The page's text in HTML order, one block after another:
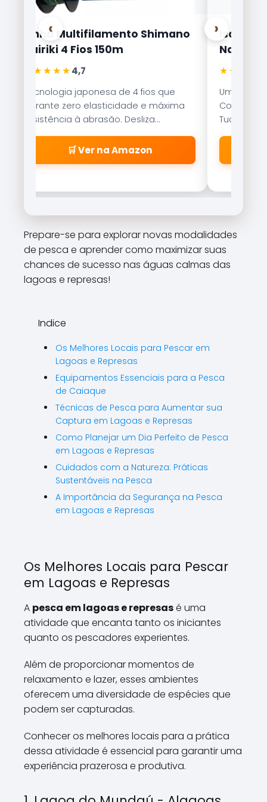
‹
Linha Multifilamento Shimano
Kairiki 4 Fios 150m
★★★★★4,7
Tecnologia japonesa de 4 fios que
garante zero elasticidade e máxima
resistência à abrasão. Desliza
suavemente pelos passadores.
🛒 Ver na Amazon
Isca
★★★★★
Uma das
Com
Tucunaré
qualquer
›
Prepare-se para explorar novas modalidades
de pesca e aprender como maximizar suas
chances de sucesso nas águas calmas das
lagoas e represas!
Indice
Os Melhores Locais para Pescar em
Lagoas e Represas
Equipamentos Essenciais para a Pesca
de Caiaque
Técnicas de Pesca para Aumentar sua
Captura em Lagoas e Represas
Como Planejar um Dia Perfeito de Pesca
em Lagoas e Represas
Cuidados com a Natureza: Práticas
Sustentáveis na Pesca
A Importância da Segurança na Pesca
em Lagoas e Represas
Os Melhores Locais para Pescar
em Lagoas e Represas
A pesca em lagoas e represasé uma
atividade que encanta tanto os iniciantes
quanto os pescadores experientes.
Além de proporcionar momentos de
relaxamento e lazer, esses ambientes
oferecem uma diversidade de espécies que
podem ser capturadas.
Conhecer os melhores locais para a prática
dessa atividade é essencial para garantir uma
experiência prazerosa e produtiva.